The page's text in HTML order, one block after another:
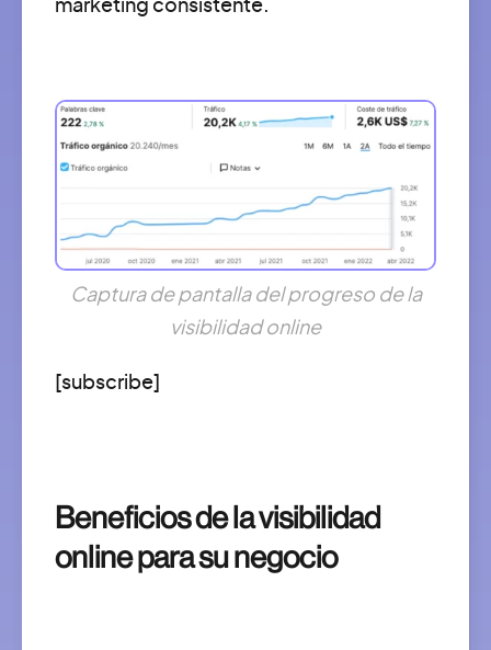
marketing consistente.
Captura de pantalla del progreso de la
visibilidad online
[subscribe]
Beneficios de la visibilidad
online para su negocio